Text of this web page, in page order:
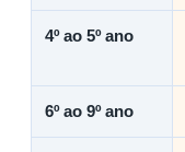
4º ao 5º ano
6º ao 9º ano